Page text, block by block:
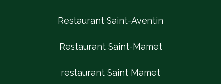
Restaurant Saint-Aventin
Restaurant Saint-Mamet
restaurant Saint Mamet